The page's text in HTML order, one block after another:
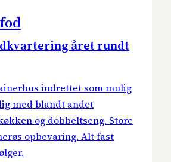
året rundt
indrettet som mulig
med blandt andet
og dobbeltseng. Store
opbevaring. Alt fast